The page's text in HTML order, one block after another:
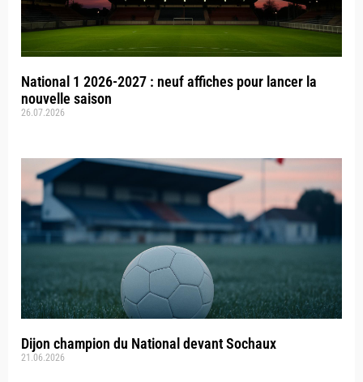
National 1 2026-2027 : neuf affiches pour lancer la
nouvelle saison
26.07.2026
Dijon champion du National devant Sochaux
21.06.2026